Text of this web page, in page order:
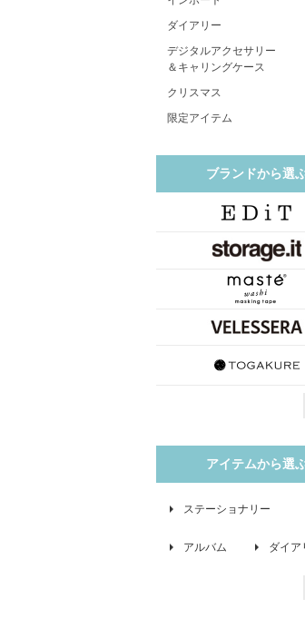
ダイアリー
デジタルアクセサリー
＆キャリングケース
クリスマス
限定アイテム
ブランドから選
アイテムから選
ステーショナリー
アルバム ダイア